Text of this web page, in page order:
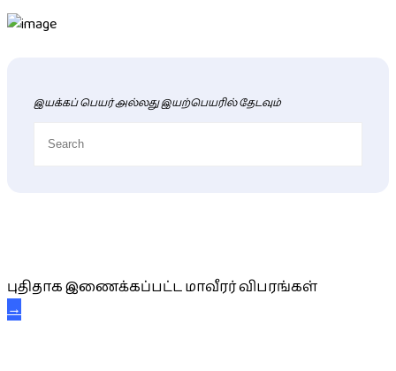
இயக்கப் பெயர் அல்லது இயற்பெயரில் தேடவும்
புதிதாக இணைக்கப்பட்ட மாவீரர் விபரங்கள்
→